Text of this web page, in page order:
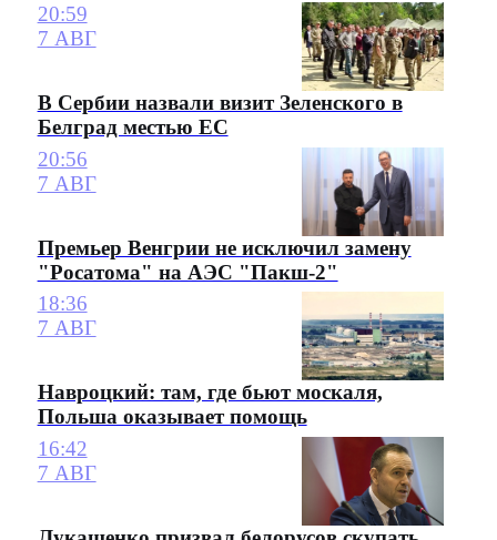
20:59
7 АВГ
В Сербии назвали визит Зеленского в
Белград местью ЕС
20:56
7 АВГ
Премьер Венгрии не исключил замену
"Росатома" на АЭС "Пакш-2"
18:36
7 АВГ
Навроцкий: там, где бьют москаля,
Польша оказывает помощь
16:42
7 АВГ